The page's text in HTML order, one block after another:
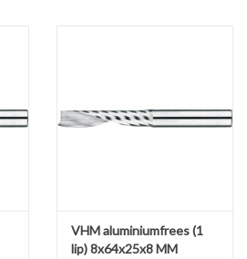
VHM aluminiumfrees (1
lip) 8x64x25x8 MM